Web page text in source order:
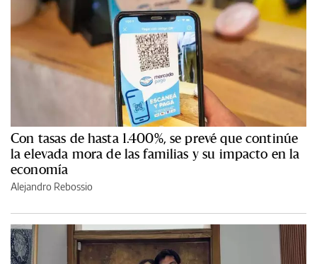
Con tasas de hasta 1.400%, se prevé que continúe
la elevada mora de las familias y su impacto en la
economía
Alejandro Rebossio